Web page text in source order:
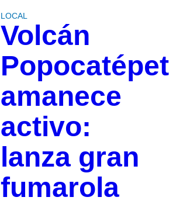
LOCAL
Volcán
amanece
activo:
lanza gran
fumarola